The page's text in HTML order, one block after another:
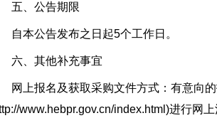
、公告期限
本公告发布之日起5个工作日。
、其他补充事宜
上报名及获取采购文件方式：有意向的
www.hebpr.gov.cn/index.html)进行网